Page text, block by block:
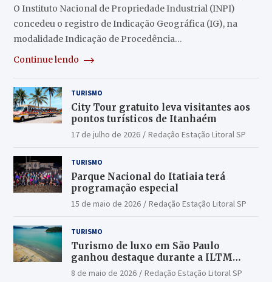
O Instituto Nacional de Propriedade Industrial (INPI)
concedeu o registro de Indicação Geográfica (IG), na
modalidade Indicação de Procedência…
Continue lendo
TURISMO
City Tour gratuito leva visitantes aos
pontos turísticos de Itanhaém
17 de julho de 2026 Redação Estação Litoral SP
TURISMO
Parque Nacional do Itatiaia terá
programação especial
15 de maio de 2026 Redação Estação Litoral SP
TURISMO
Turismo de luxo em São Paulo
ganhou destaque durante a ILTM
Latin America 2026
8 de maio de 2026 Redação Estação Litoral SP